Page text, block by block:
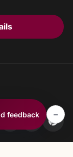
feedback –